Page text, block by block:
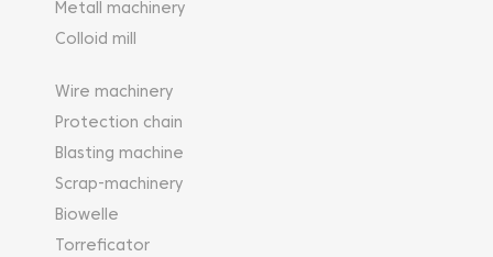
Metall machinery
Colloid mill
Wire machinery
Protection chain
Blasting machine
Scrap-machinery
Biowelle
Torreficator